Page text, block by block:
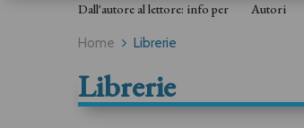
Dall'autore al lettore: info per Autori
Home Librerie
Librerie